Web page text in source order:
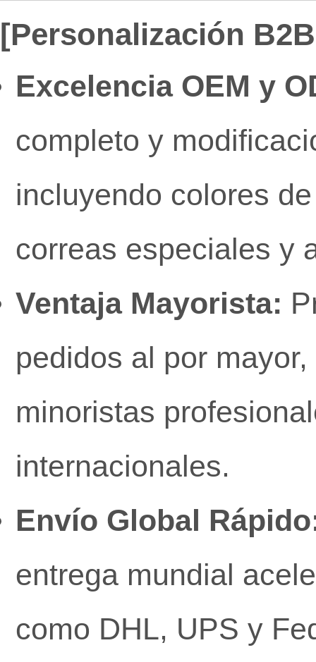
[Personalización
Excelencia OEM y
completo y
incluyendo colores
correas especiales y
Ventaja Mayorista:
pedidos al por
minoristas
internacionales.
Envío Global
entrega mundial
como DHL, UPS y